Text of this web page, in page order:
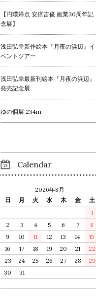
【円環帰点 安倍吉俊 画業30周年記
念展】
浅田弘幸新作絵本『月夜の浜辺』イ
ベントツアー
浅田弘幸最新刊絵本『月夜の浜辺』
発売記念展
ゆの個展 234m
Calendar
2026年8月
日
月 火 水 木 金
土
1
2
3 4 5 6 7
8
9
10 11 12 13 14
15
16
17 18 19 20 21
22
23
24 25 26 27 28
29
30
31